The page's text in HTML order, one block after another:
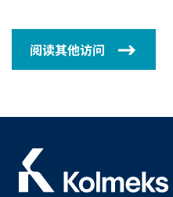
阅读其他访问